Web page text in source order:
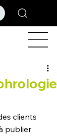
clients
publier